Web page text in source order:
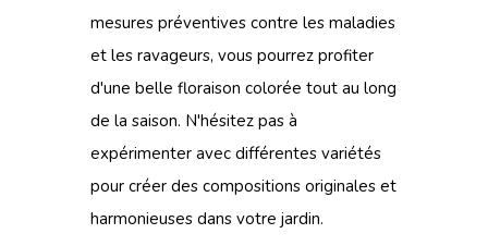
mesures préventives contre les maladies
et les ravageurs, vous pourrez profiter
d'une belle floraison colorée tout au long
de la saison. N'hésitez pas à
expérimenter avec différentes variétés
pour créer des compositions originales et
harmonieuses dans votre jardin.